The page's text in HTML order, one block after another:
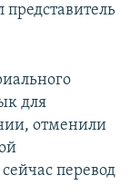
представитель
для
отменили
перевод